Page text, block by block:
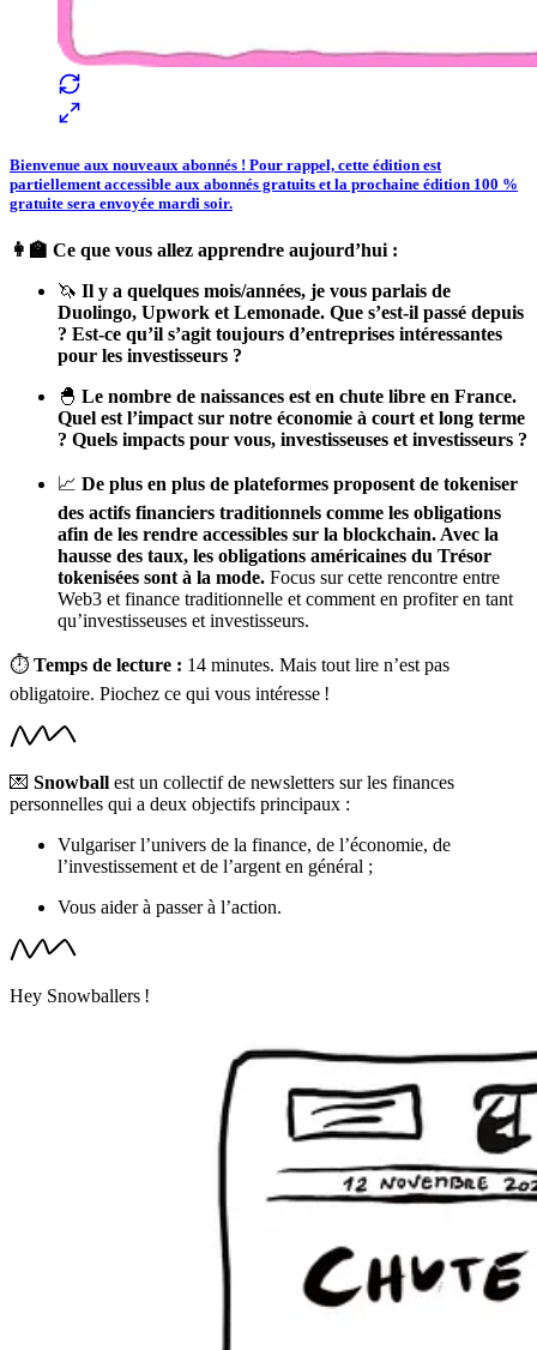
Bienvenue aux nouveaux abonnés ! Pour rappel, cette édition est
partiellement accessible aux abonnés gratuits et la prochaine édition 100 %
gratuite sera envoyée mardi soir.
👩‍🏫 Ce que vous allez apprendre aujourd’hui :
🦄 Il y a quelques mois/années, je vous parlais de
Duolingo, Upwork et Lemonade. Que s’est-il passé depuis
? Est-ce qu’il s’agit toujours d’entreprises intéressantes
pour les investisseurs ?
🐣 Le nombre de naissances est en chute libre en France.
Quel est l’impact sur notre économie à court et long terme
? Quels impacts pour vous, investisseuses et investisseurs ?
📈 De plus en plus de plateformes proposent de tokeniser
des actifs financiers traditionnels comme les obligations
afin de les rendre accessibles sur la blockchain. Avec la
hausse des taux, les obligations américaines du Trésor
tokenisées sont à la mode. Focus sur cette rencontre entre
Web3 et finance traditionnelle et comment en profiter en tant
qu’investisseuses et investisseurs.
⏱ Temps de lecture : 14 minutes. Mais tout lire n’est pas
obligatoire. Piochez ce qui vous intéresse !
💌 Snowball est un collectif de newsletters sur les finances
personnelles qui a deux objectifs principaux :
Vulgariser l’univers de la finance, de l’économie, de
l’investissement et de l’argent en général ;
Vous aider à passer à l’action.
Hey Snowballers !